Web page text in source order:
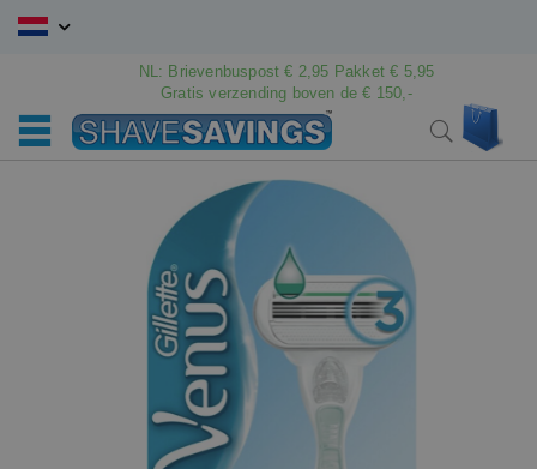
Ga
NL: Brievenbuspost € 2,95 Pakket € 5,95
Gratis verzending boven de € 150,-
Search